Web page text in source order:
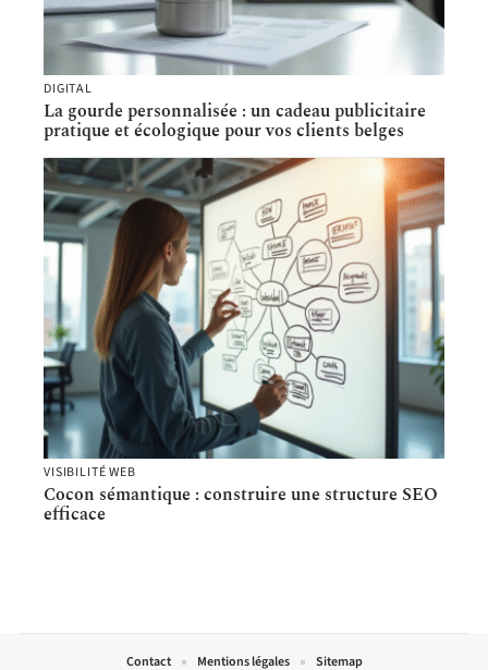
DIGITAL
La gourde personnalisée : un cadeau publicitaire
pratique et écologique pour vos clients belges
VISIBILITÉ WEB
Cocon sémantique : construire une structure SEO
efficace
Contact Mentions légales Sitemap